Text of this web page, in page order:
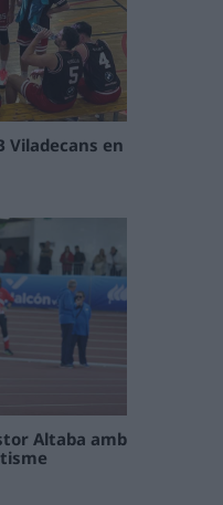
Viladecans en
Altaba amb